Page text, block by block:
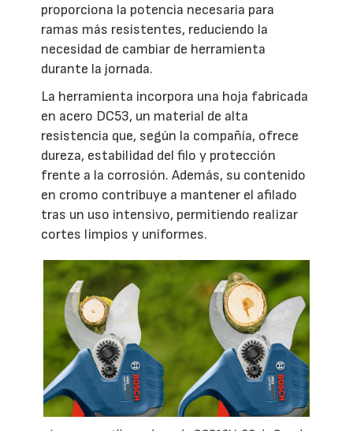
proporciona la potencia necesaria para
ramas más resistentes, reduciendo la
necesidad de cambiar de herramienta
durante la jornada.
La herramienta incorpora una hoja fabricada
en acero DC53, un material de alta
resistencia que, según la compañía, ofrece
dureza, estabilidad del filo y protección
frente a la corrosión. Además, su contenido
en cromo contribuye a mantener el afilado
tras un uso intensivo, permitiendo realizar
cortes limpios y uniformes.